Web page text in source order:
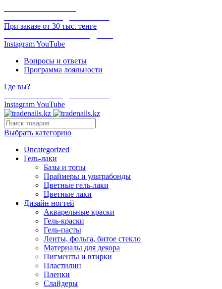
При заказе от 30 тыс. тенге
InstagramYouTube
Вопросы и ответы
Программа лояльности
Где вы?
InstagramYouTube
Выбрать категорию
Uncategorized
Гель-лаки
Базы и топы
Праймеры и ультрабонды
Цветные гель-лаки
Цветные лаки
Дизайн ногтей
Акварельные краски
Гель-краски
Гель-пасты
Ленты, фольга, битое стекло
Материалы для декора
Пигменты и втирки
Пластилин
Пленки
Слайдеры